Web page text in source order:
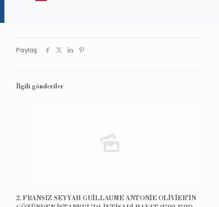
Paylaş
İlgili gönderiler
2. FRANSIZ SEYYAH GUİLLAUME ANTONİE OLİVİER’İN